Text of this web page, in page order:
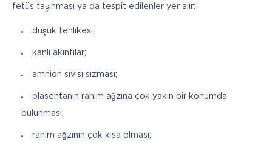
fetüs taşınması ya da tespit edilenler yer alır:
düşük tehlikesi;
kanlı akıntılar;
amnion sıvısı sızması;
plasentanın rahim ağzına çok yakın bir konumda
bulunması;
rahim ağzının çok kısa olması;